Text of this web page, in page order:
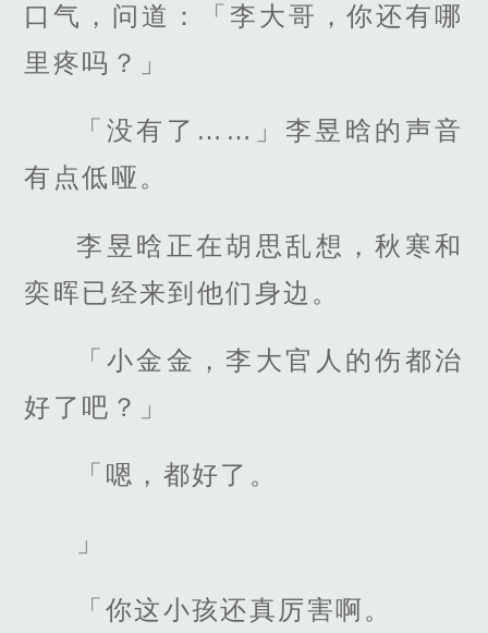
口气，问道：「李大哥，你还有哪
里疼吗？」
「没有了……」李昱晗的声音
有点低哑。
李昱晗正在胡思乱想，秋寒和
奕晖已经来到他们身边。
「小金金，李大官人的伤都治
好了吧？」
「嗯，都好了。
」
「你这小孩还真厉害啊。